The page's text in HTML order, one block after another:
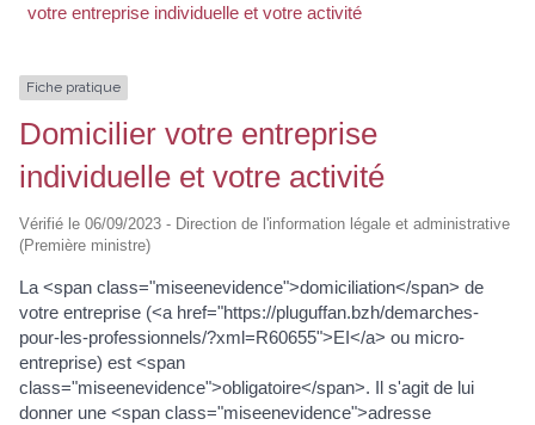
votre entreprise individuelle et votre activité
Fiche pratique
Domicilier votre entreprise
individuelle et votre activité
Vérifié le 06/09/2023 - Direction de l'information légale et administrative
(Première ministre)
La <span class="miseenevidence">domiciliation</span> de
votre entreprise (<a href="https://pluguffan.bzh/demarches-
pour-les-professionnels/?xml=R60655">EI</a> ou micro-
entreprise) est <span
class="miseenevidence">obligatoire</span>. Il s'agit de lui
donner une <span class="miseenevidence">adresse